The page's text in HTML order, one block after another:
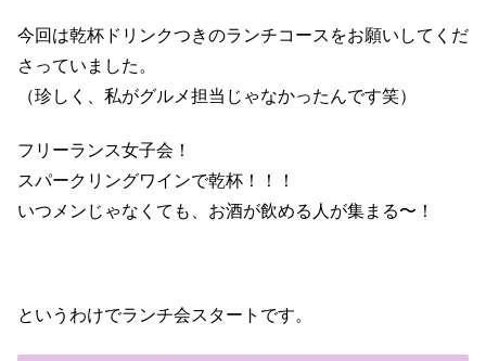
今回は乾杯ドリンクつきのランチコースをお願いしてくだ
さっていました。
（珍しく、私がグルメ担当じゃなかったんです笑）
フリーランス女子会！
スパークリングワインで乾杯！！！
いつメンじゃなくても、お酒が飲める人が集まる〜！
というわけでランチ会スタートです。